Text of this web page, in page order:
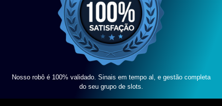
Nosso robô é 100% validado. Sinais em tempo al, e gestão completa
do seu grupo de slots.